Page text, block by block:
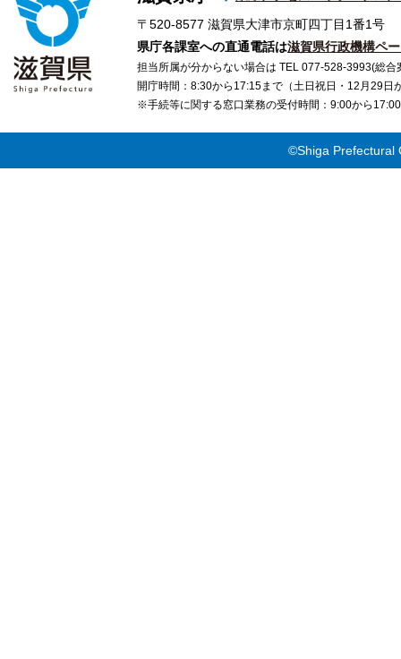
〒520-8577 滋賀県大津市京町四丁目1番1号
県庁各課室への直通電話は滋賀県行政機構ペ
担当所属が分からない場合は TEL 077-528-3993(総合
開庁時間：8:30から17:15まで（土日祝日・12月29日
※手続等に関する窓口業務の受付時間：9:00から
©Shiga Prefectural